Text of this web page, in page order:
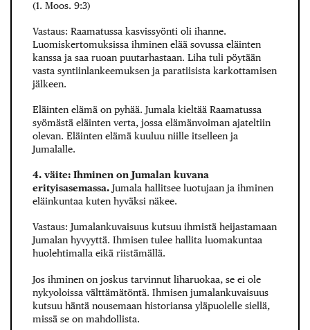
(1. Moos. 9:3)
Vastaus: Raamatussa kasvissyönti oli ihanne.
Luomiskertomuksissa ihminen elää sovussa eläinten
kanssa ja saa ruoan puutarhastaan. Liha tuli pöytään
vasta syntiinlankeemuksen ja paratiisista karkottamisen
jälkeen.
Eläinten elämä on pyhää. Jumala kieltää Raamatussa
syömästä eläinten verta, jossa elämänvoiman ajateltiin
olevan. Eläinten elämä kuuluu niille itselleen ja
Jumalalle.
4. väite: Ihminen on Jumalan kuvana
erityisasemassa. Jumala hallitsee luotujaan ja ihminen
eläinkuntaa kuten hyväksi näkee.
Vastaus: Jumalankuvaisuus kutsuu ihmistä heijastamaan
Jumalan hyvyyttä. Ihmisen tulee hallita luomakuntaa
huolehtimalla eikä riistämällä.
Jos ihminen on joskus tarvinnut liharuokaa, se ei ole
nykyoloissa välttämätöntä. Ihmisen jumalankuvaisuus
kutsuu häntä nousemaan historiansa yläpuolelle siellä,
missä se on mahdollista.